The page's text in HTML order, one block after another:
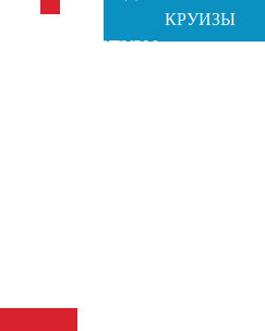
ОТ GRANDТУРЫ
КРУИЗЫ